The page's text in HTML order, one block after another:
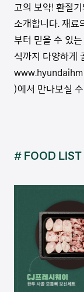
고의 보약! 환절
소개합니다. 재료
부터 믿을 수 있
식까지 다양하게
)에서 만나보실
# FOOD LIST